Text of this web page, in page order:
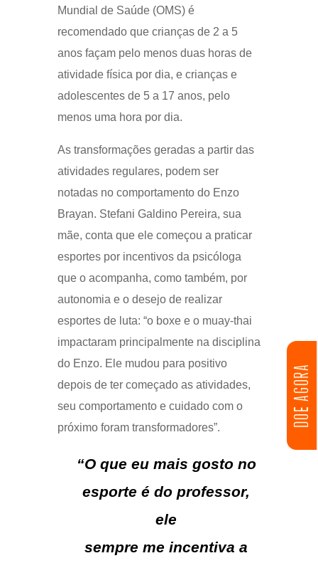
DOE AGORA
Mundial de Saúde (OMS) é
recomendado que crianças de 2 a 5
anos façam pelo menos duas horas de
atividade física por dia, e crianças e
adolescentes de 5 a 17 anos, pelo
menos uma hora por dia.
As transformações geradas a partir das
atividades regulares, podem ser
notadas no comportamento do Enzo
Brayan. Stefani Galdino Pereira, sua
mãe, conta que ele começou a praticar
esportes por incentivos da psicóloga
que o acompanha, como também, por
autonomia e o desejo de realizar
esportes de luta: “o boxe e o muay-thai
impactaram principalmente na disciplina
do Enzo. Ele mudou para positivo
depois de ter começado as atividades,
seu comportamento e cuidado com o
próximo foram transformadores”.
“O que eu mais gosto no
esporte é do professor,
ele
sempre me incentiva a